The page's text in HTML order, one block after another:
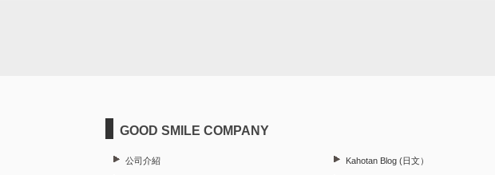
GOOD SMILE COMPANY
公司介紹 Kahotan Blog (日文）